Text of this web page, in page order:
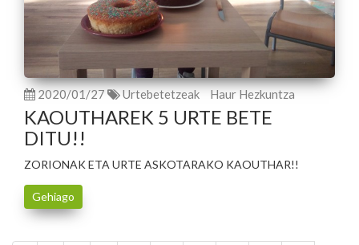
2020/01/27 Urtebetetzeak Haur Hezkuntza
KAOUTHAREK 5 URTE BETE
DITU!!
ZORIONAK ETA URTE ASKOTARAKO KAOUTHAR!!
Gehiago